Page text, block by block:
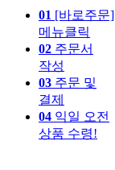
01 [바로주문]
메뉴클릭
02 주문서
작성
03 주문 및
결제
04 익일 오전
상품 수령!